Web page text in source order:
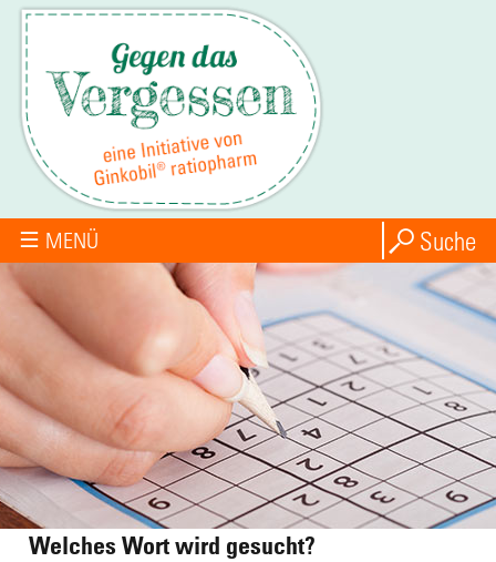
MENÜ Suche
Welches Wort wird gesucht?